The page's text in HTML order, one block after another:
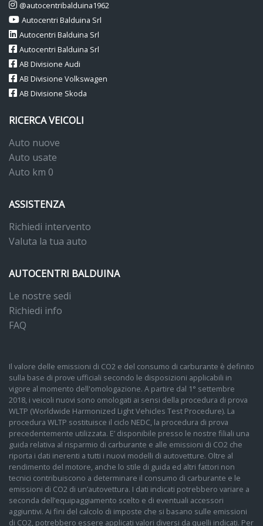
Tappetini anteriori e posteriori in materiale riciclato
Tech pack
Tech pack plus
Tire mobility set (kit riparazione gomma)
Triangolo d&apos;emergenza e kit primo soccorso
Vetri atermici
Volante multifunzione in pelle
Volante regolabile in altezza e profondità
@autocentribalduina1962
Autocentri Balduina Srl
Autocentri Balduina Srl
Autocentri Balduina Srl
AB Divisione Audi
AB Divisione Volkswagen
AB Divisione Skoda
RICERCA VEICOLI
Auto nuove
Auto usate
Auto km 0
ASSISTENZA
Richiedi intervento
Valuta la tua auto
AUTOCENTRI BALDUINA
Le nostre sedi
Richiedi info
FAQ
Il valore delle emissioni di CO2 e del consumo di carburante è definito
sulla base di prove ufficiali secondo le disposizioni applicabili in
vigore al momento dell'omologazione. A partire dal 1° settembre
2018, i veicoli nuovi sono omologati ai sensi della procedura di prova
WLTP (Worldwide Harmonized Light Vehicles Test Procedure). La
procedura WLTP sostituisce il ciclo NEDC, la procedura di prova
precedentemente utilizzata. E’ disponibile presso le nostre filiali una
guida relativa al risparmio di carburante e alle emissioni di CO2 che
riporta i dati inerenti a tutti i nuovi modelli di autovetture. Oltre al
rendimento del motore, anche lo stile di guida ed altri fattori non
tecnici contribuiscono a determinare il consumo di carburante e le
emissioni di CO2 di un’autovettura. I dati indicati potrebbero variare a
seconda dell’equipaggiamento scelto e di eventuali accessori
aggiuntivi. Ai fini del calcolo di imposte che si basano sulle emissioni
di CO2, potrebbero essere applicati valori diversi da quelli indicati. Per